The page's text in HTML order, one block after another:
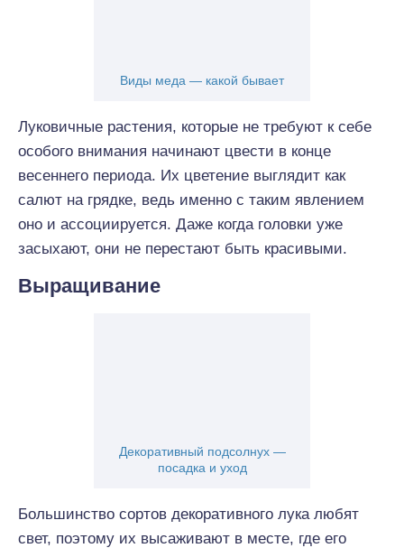
Виды меда — какой бывает
Луковичные растения, которые не требуют к себе
особого внимания начинают цвести в конце
весеннего периода. Их цветение выглядит как
салют на грядке, ведь именно с таким явлением
оно и ассоциируется. Даже когда головки уже
засыхают, они не перестают быть красивыми.
Выращивание
Декоративный подсолнух —
посадка и уход
Большинство сортов декоративного лука любят
свет, поэтому их высаживают в месте, где его